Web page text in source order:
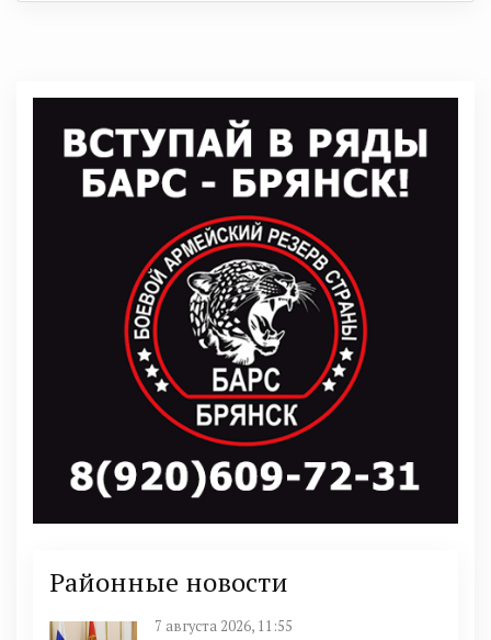
Районные новости
7 августа 2026, 11:55